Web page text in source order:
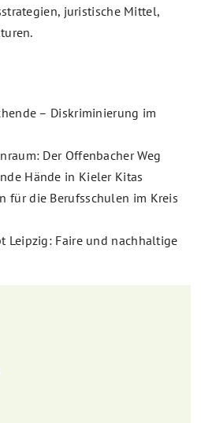
juristische Mittel,
– Diskriminierung im
Der Offenbacher Weg
Hände in Kieler Kitas
für die Berufsschulen im Kreis
Leipzig: Faire und nachhaltige